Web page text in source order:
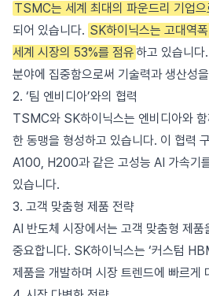
TSMC는 세계 최대의 파운드리 기업
되어 있습니다. SK하이닉스는 고대역
세계 시장의 53%를 점유하고 있습니다
분야에 집중함으로써 기술력과 생산성
2. ‘팀 엔비디아’와의 협력
TSMC와 SK하이닉스는 엔비디아와 함
한 동맹을 형성하고 있습니다. 이 협력
A100, H200과 같은 고성능 AI 가속기
있습니다.
3. 고객 맞춤형 제품 전략
AI 반도체 시장에서는 고객 맞춤형 제품
중요합니다. SK하이닉스는 ‘커스텀
제품을 개발하며 시장 트렌드에 빠르게